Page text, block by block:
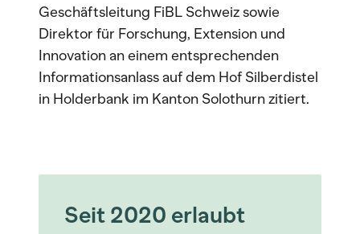
Geschäftsleitung FiBL Schweiz sowie
Direktor für Forschung, Extension und
Innovation an einem entsprechenden
Informationsanlass auf dem Hof Silberdistel
in Holderbank im Kanton Solothurn zitiert.
Seit 2020 erlaubt